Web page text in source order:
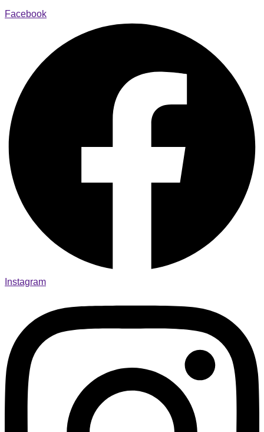
Facebook
Instagram